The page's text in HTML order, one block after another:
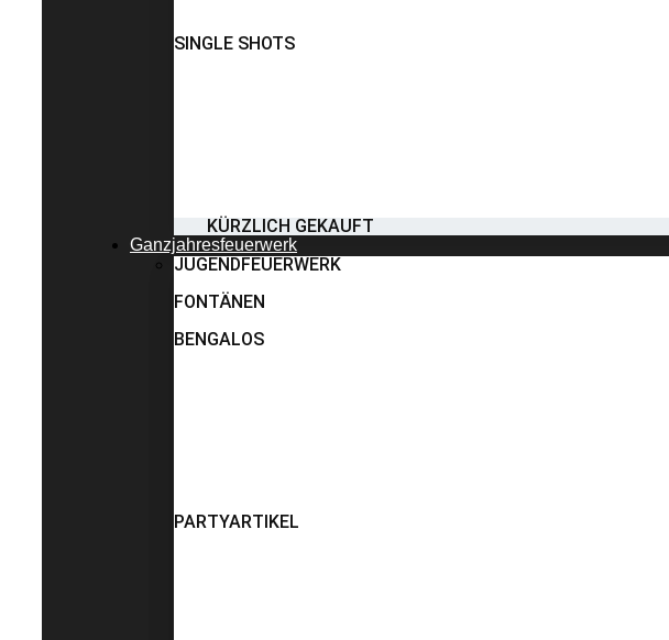
SINGLE SHOTS
KÜRZLICH GEKAUFT
Ganzjahresfeuerwerk
JUGENDFEUERWERK
FONTÄNEN
BENGALOS
PARTYARTIKEL